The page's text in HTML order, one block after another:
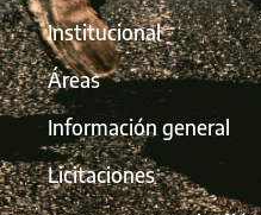
Institucional
Áreas
Información general
Licitaciones